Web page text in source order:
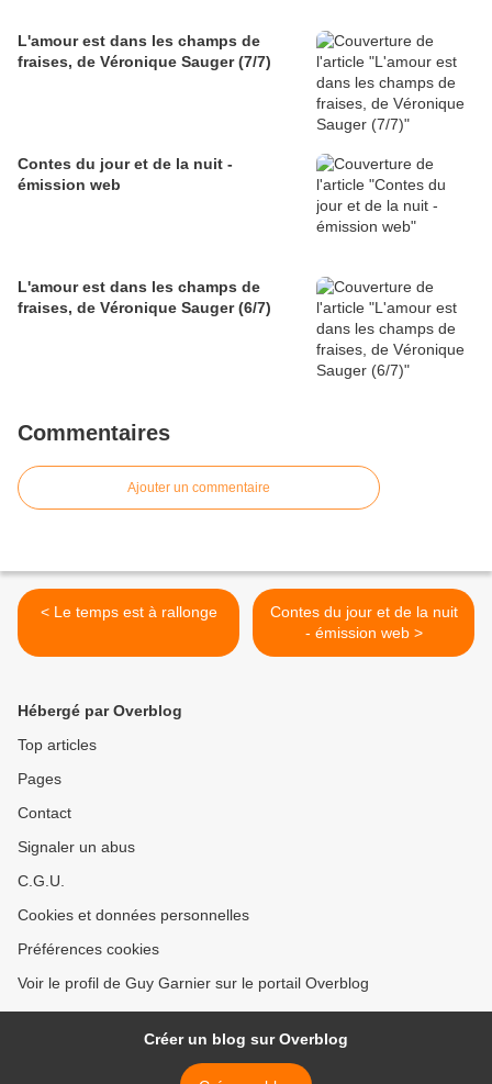
L'amour est dans les champs de
fraises, de Véronique Sauger (7/7)
Contes du jour et de la nuit -
émission web
L'amour est dans les champs de
fraises, de Véronique Sauger (6/7)
Commentaires
Ajouter un commentaire
< Le temps est à rallonge
Contes du jour et de la nuit
- émission web >
Hébergé par Overblog
Top articles
Pages
Contact
Signaler un abus
C.G.U.
Cookies et données personnelles
Préférences cookies
Voir le profil de Guy Garnier sur le portail Overblog
Créer un blog sur Overblog